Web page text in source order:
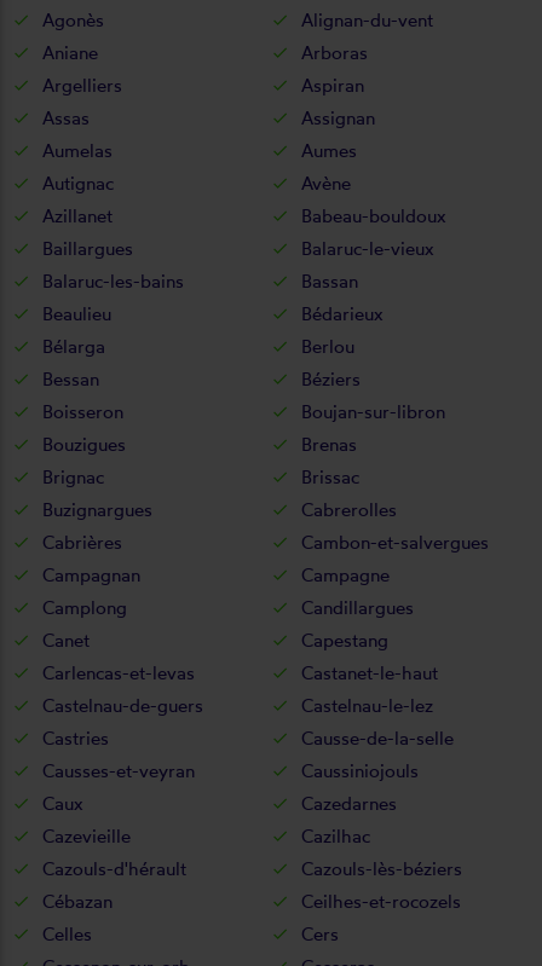
Agonès
Alignan-du-vent
Aniane
Arboras
Argelliers
Aspiran
Assas
Assignan
Aumelas
Aumes
Autignac
Avène
Azillanet
Babeau-bouldoux
Baillargues
Balaruc-le-vieux
Balaruc-les-bains
Bassan
Beaulieu
Bédarieux
Bélarga
Berlou
Bessan
Béziers
Boisseron
Boujan-sur-libron
Bouzigues
Brenas
Brignac
Brissac
Buzignargues
Cabrerolles
Cabrières
Cambon-et-salvergues
Campagnan
Campagne
Camplong
Candillargues
Canet
Capestang
Carlencas-et-levas
Castanet-le-haut
Castelnau-de-guers
Castelnau-le-lez
Castries
Causse-de-la-selle
Causses-et-veyran
Caussiniojouls
Caux
Cazedarnes
Cazevieille
Cazilhac
Cazouls-d'hérault
Cazouls-lès-béziers
Cébazan
Ceilhes-et-rocozels
Celles
Cers